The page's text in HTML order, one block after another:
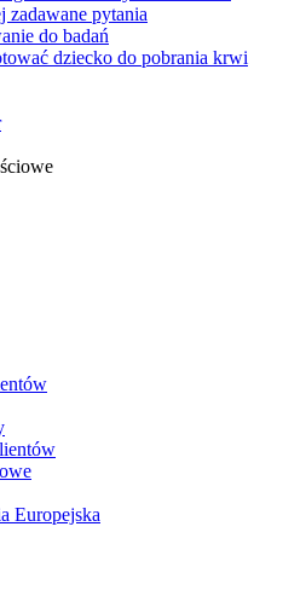
zadawane pytania
do badań
dziecko do pobrania krwi